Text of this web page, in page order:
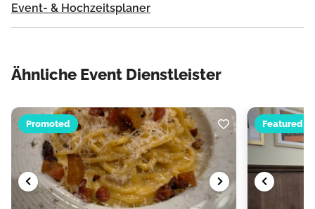
Event- & Hochzeitsplaner
Ähnliche Event Dienstleister
Promoted Featured